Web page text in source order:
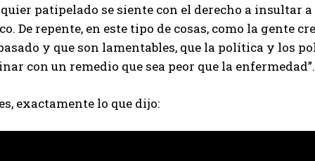
patipelado se siente con el derecho a insultar
De repente, en este tipo de cosas, como la gente
y que son lamentables, que la política y los
con un remedio que sea peor que la enfermedad”.
exactamente lo que dijo: